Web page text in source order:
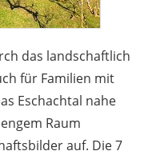
das landschaftlich
für Familien mit
Eschachtal nahe
Raum
auf. Die 7